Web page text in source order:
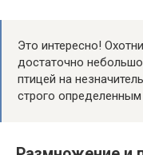
Это интересно!
достаточно
птицей на
строго